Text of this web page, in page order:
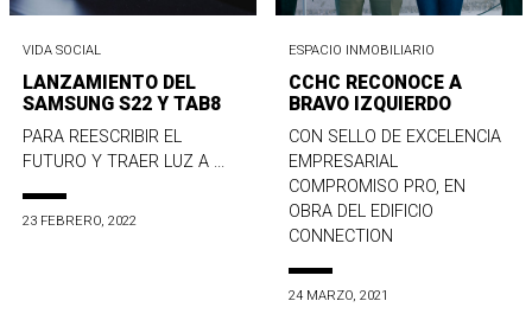
VIDA SOCIAL
LANZAMIENTO DEL
SAMSUNG S22 Y TAB8
PARA REESCRIBIR EL
FUTURO Y TRAER LUZ A ...
23 FEBRERO, 2022
ESPACIO INMOBILIARIO
CCHC RECONOCE A
BRAVO IZQUIERDO
CON SELLO DE EXCELENCIA
EMPRESARIAL
COMPROMISO PRO, EN
OBRA DEL EDIFICIO
CONNECTION
24 MARZO, 2021